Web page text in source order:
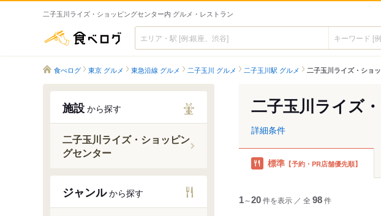
二子玉川ライズ・ショッピングセンター内 グルメ・レストラン
食べログ
食べログ 東京 グルメ 東急沿線 グルメ 二子玉川 グルメ 二子玉川駅 グルメ 二子玉川ライズ・ショ
施設 から探す
二子玉川ライズ・ショッピン
グセンター
ジャンルから探す
二子玉川ライズ
詳細条件
標準 【予約・PR店舗優先順】
1～20件を表示 ／ 全 98件